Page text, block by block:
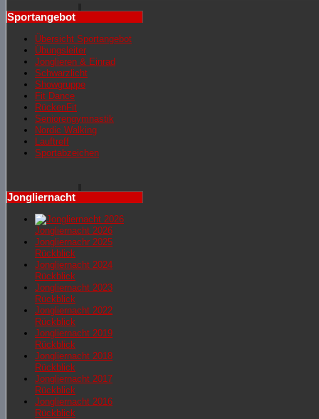
Sportangebot
Übersicht Sportangebot
Übungsleiter
Jonglieren & Einrad
Schwarzlicht
Showgruppe
Fit Dance
RückenFit
Seniorengymnastik
Nordic Walking
Lauftreff
Sportabzeichen
Jongliernacht
Jongliernacht 2026
Jongliernachr 2025
Rückblick
Jongliernacht 2024
Rückblick
Jongliernacht 2023
Rückblick
Jongliernacht 2022
Rückblick
Jongliernacht 2019
Rückblick
Jongliernacht 2018
Rückblick
Jongliernacht 2017
Rückblick
Jongliernacht 2016
Rückblick